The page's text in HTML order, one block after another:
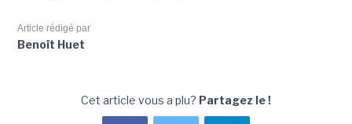
Article rédigé par
Benoît Huet
Cet article vous a plu? Partagez le !